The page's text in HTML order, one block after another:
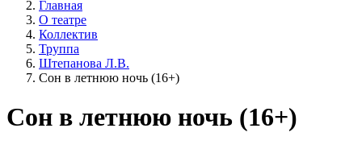
Главная
О театре
Коллектив
Труппа
Штепанова Л.В.
Сон в летнюю ночь (16+)
Сон в летнюю ночь (16+)